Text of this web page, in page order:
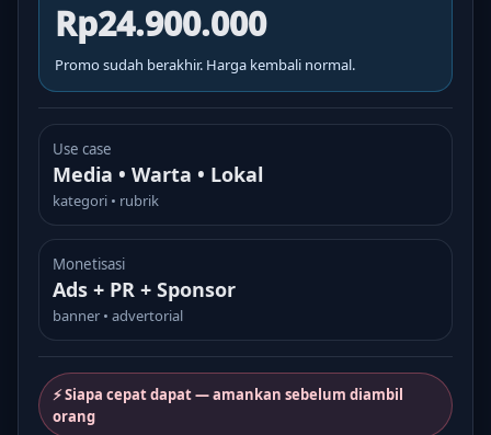
Rp24.900.000
Promo sudah berakhir. Harga kembali normal.
Use case
Media • Warta • Lokal
kategori • rubrik
Monetisasi
Ads + PR + Sponsor
banner • advertorial
⚡ Siapa cepat dapat — amankan sebelum diambil
orang